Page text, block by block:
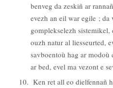
benveg da zeskiñ ar
evezh an eil war egile ; da
gomplekselezh sistemikel,
ouzh natur al liesseurted,
savboentoù hag ar modoù
ar bed, evel ma vezont e
Ken ret all eo dielfennañ